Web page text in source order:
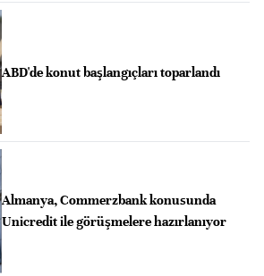
ABD'de konut başlangıçları toparlandı
Almanya, Commerzbank konusunda
Unicredit ile görüşmelere hazırlanıyor